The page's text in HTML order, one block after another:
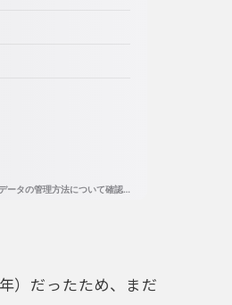
）だったため、まだ